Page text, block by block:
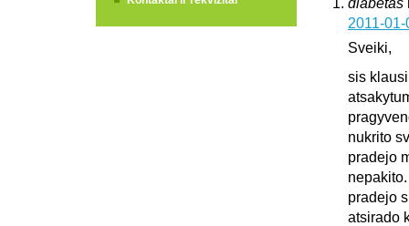
diabetas
2011-
Sveiki,
sis
nukrito
pradejo
pradejo
atsirado